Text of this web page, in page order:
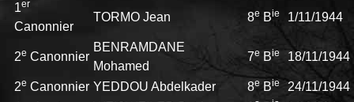
1er
Canonnier
TORMO Jean 8e Bie 1/11/1944
2e Canonnier
BENRAMDANE
Mohamed
7e Bie 18/11/1944
2e Canonnier YEDDOU Abdelkader 8eBie 24/11/1944